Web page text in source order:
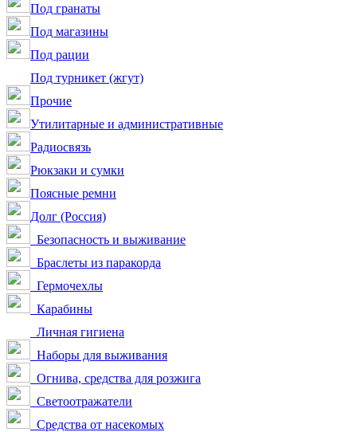
Под гранаты
Под магазины
Под рации
Под турникет (жгут)
Прочие
Утилитарные и административные
Радиосвязь
Рюкзаки и сумки
Поясные ремни
Долг (Россия)
Безопасность и выживание
Браслеты из паракорда
Гермочехлы
Карабины
Личная гигиена
Наборы для выживания
Огнива, средства для розжига
Светоотражатели
Средства от насекомых